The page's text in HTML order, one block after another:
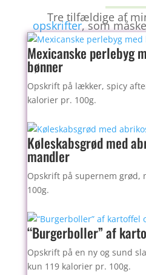
Tre tilfældige af
opskrifter, som
Mexicanske perlebyg
bønner
Opskrift på lækker, spicy
kalorier pr. 100g.
Køleskabsgrød med
mandler
Opskrift på supernem grød,
100g.
“Burgerboller” af
Opskrift på en ny og sund
kun 119 kalorier pr. 100g.